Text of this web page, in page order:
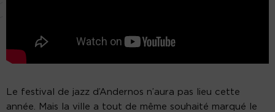
Le festival de jazz d’Andernos n’aura pas lieu cette
année. Mais la ville a tout de même souhaité marqué le